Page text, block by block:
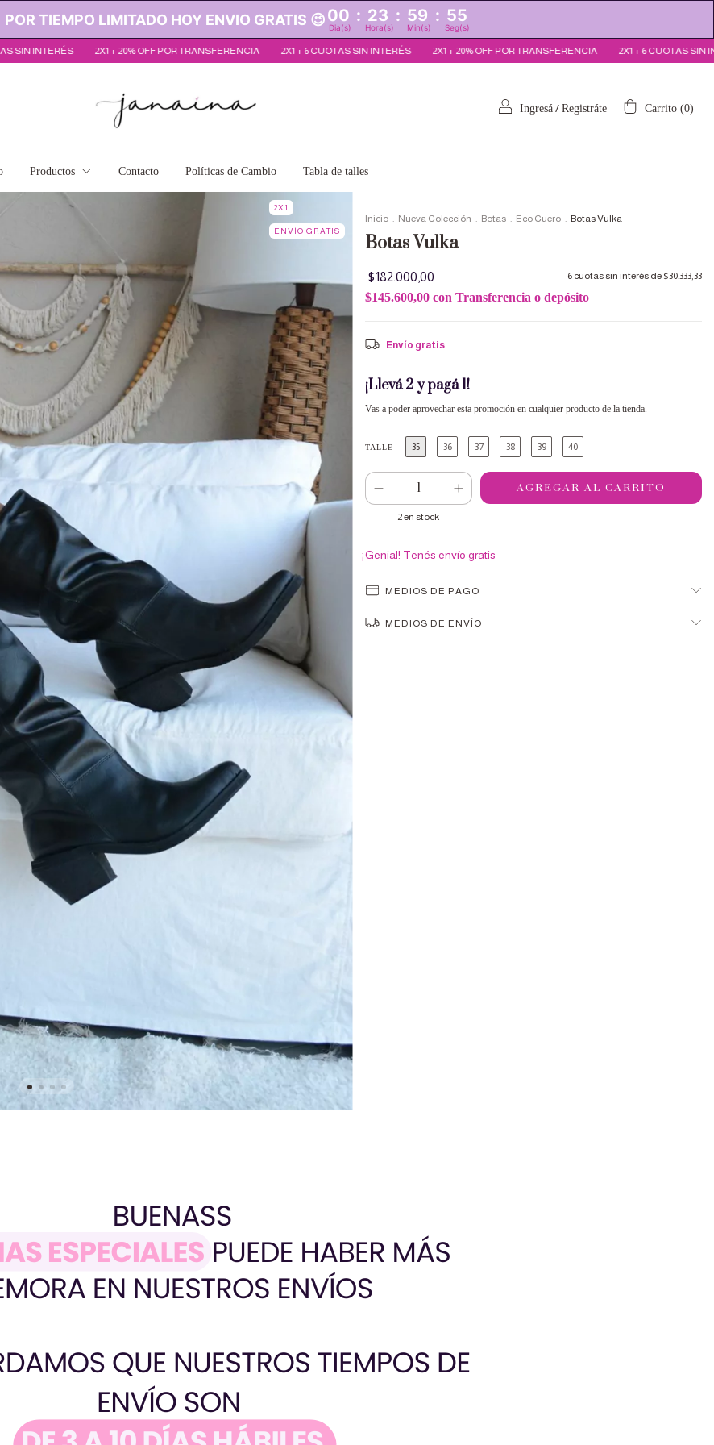
POR TIEMPO LIMITADO HOY ENVIO GRATIS 😉00 : 23 : 59 : 53
Dia(s) Hora(s) Min(s) Seg(s)
TRANSFERENCIA 2X1 + 6 CUOTAS SIN INTERÉS 2X1 + 20% OFF POR TRANSFERENCIA 2X1 + 6 CUOTAS SIN INTERÉS 2X1 + 20% OFF POR
Ingresá / Registráte Carrito (0)
Productos Contacto Políticas de Cambio Tabla de talles
2X1
ENVÍO GRATIS
Inicio . Nueva Colección . Botas . Eco Cuero . Botas Vulka
Botas Vulka
$182.000,00 6 cuotas sin interés de $30.333,33
$145.600,00 con Transferencia o depósito
Envío gratis
¡Llevá 2 y pagá 1!
Vas a poder aprovechar esta promoción en cualquier producto de la tienda.
TALLE 35 36 37 38 39 40
2en stock
¡Genial! Tenés envío gratis
MEDIOS DE PAGO
MEDIOS DE ENVÍO